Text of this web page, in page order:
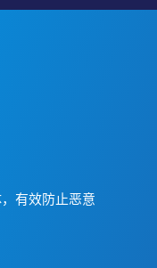
有效防止恶意